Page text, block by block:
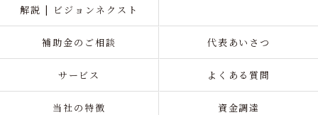
解説 | ビジョンネクスト
補助金のご相談 代表あいさつ
サービス よくある質問
当社の特徴 資金調達